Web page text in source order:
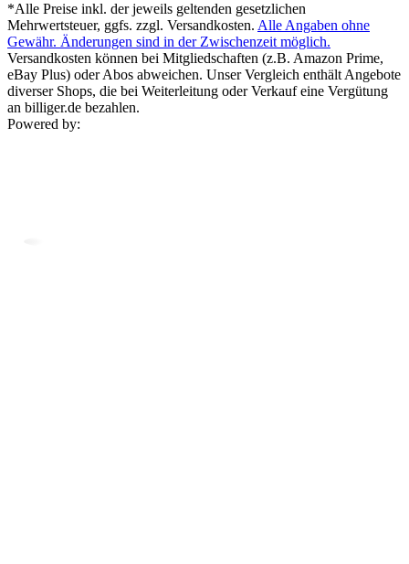
*Alle Preise inkl. der jeweils geltenden gesetzlichen
Mehrwertsteuer, ggfs. zzgl. Versandkosten. Alle Angaben ohne
Gewähr. Änderungen sind in der Zwischenzeit möglich.
Versandkosten können bei Mitgliedschaften (z.B. Amazon Prime,
eBay Plus) oder Abos abweichen. Unser Vergleich enthält Angebote
diverser Shops, die bei Weiterleitung oder Verkauf eine Vergütung
an billiger.de bezahlen.
Powered by: